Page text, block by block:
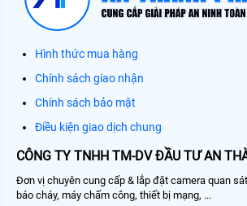
Hình thức mua hàng
Chính sách giao nhận
Chính sách bảo mật
Điều kiện giao dịch chung
CÔNG TY TNHH TM-DV ĐẦU TƯ AN
Đơn vị chuyên cung cấp & lắp đặt camera quan
báo cháy, máy chấm công, thiết bị mạng, ...